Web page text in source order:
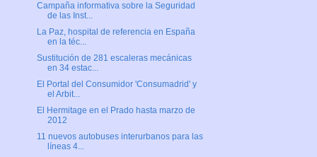
Campaña informativa sobre la Seguridad
de las Inst...
La Paz, hospital de referencia en España
en la téc...
Sustitución de 281 escaleras mecánicas
en 34 estac...
El Portal del Consumidor 'Consumadrid' y
el Arbit...
El Hermitage en el Prado hasta marzo de
2012
11 nuevos autobuses interurbanos para las
líneas 4...